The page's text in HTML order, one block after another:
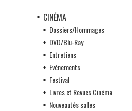
CINÉMA
Dossiers/Hommages
DVD/Blu-Ray
Entretiens
Evénements
Festival
Livres et Revues Cinéma
Nouveautés salles